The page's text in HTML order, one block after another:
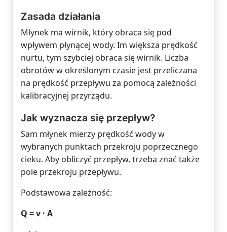
Zasada działania
Młynek ma wirnik, który obraca się pod
wpływem płynącej wody. Im większa prędkość
nurtu, tym szybciej obraca się wirnik. Liczba
obrotów w określonym czasie jest przeliczana
na prędkość przepływu za pomocą zależności
kalibracyjnej przyrządu.
Jak wyznacza się przepływ?
Sam młynek mierzy prędkość wody w
wybranych punktach przekroju poprzecznego
cieku. Aby obliczyć przepływ, trzeba znać także
pole przekroju przepływu.
Podstawowa zależność:
Q = v · A